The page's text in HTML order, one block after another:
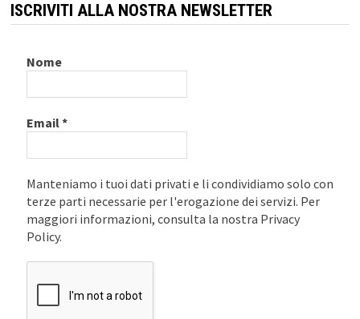
ISCRIVITI ALLA NOSTRA NEWSLETTER
Nome
Email*
Manteniamo i tuoi dati privati e li condividiamo solo con
terze parti necessarie per l'erogazione dei servizi. Per
maggiori informazioni, consulta la nostra Privacy
Policy.